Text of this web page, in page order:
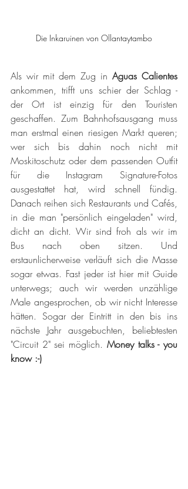
Die Inkaruinen von Ollantaytambo
Als wir mit dem Zug in Aguas Calientes
ankommen, trifft uns schier der Schlag -
der Ort ist einzig für den Touristen
geschaffen. Zum Bahnhofsausgang muss
man erstmal einen riesigen Markt queren;
wer sich bis dahin noch nicht mit
Moskitoschutz oder dem passenden Outfit
für die Instagram Signature-Fotos
ausgestattet hat, wird schnell fündig.
Danach reihen sich Restaurants und Cafés,
in die man "persönlich eingeladen" wird,
dicht an dicht. Wir sind froh als wir im
Bus nach oben sitzen. Und
erstaunlicherweise verläuft sich die Masse
sogar etwas. Fast jeder ist hier mit Guide
unterwegs; auch wir werden unzählige
Male angesprochen, ob wir nicht Interesse
hätten. Sogar der Eintritt in den bis ins
nächste Jahr ausgebuchten, beliebtesten
"Circuit 2" sei möglich. Money talks - you
know :-)